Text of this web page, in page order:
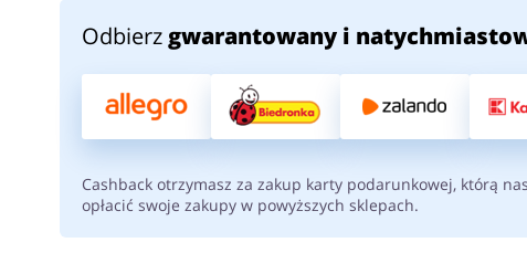
Odbierz gwarantowany i
Cashback otrzymasz za zakup karty podarunkowej, którą
opłacić swoje zakupy w powyższych sklepach.